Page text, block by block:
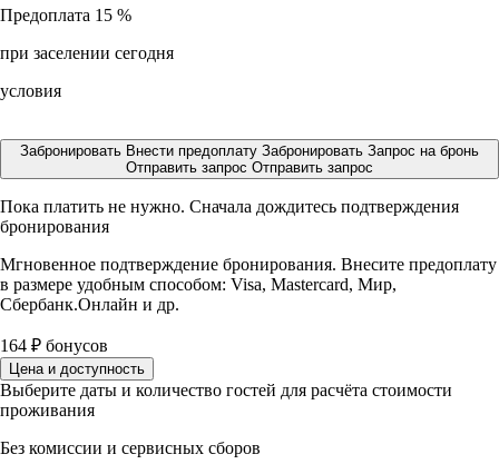
Предоплата 15 %
при заселении сегодня
условия
Забронировать Внести предоплату Забронировать Запрос на бронь
Отправить запрос Отправить запрос
Пока платить не нужно. Сначала дождитесь подтверждения
бронирования
Мгновенное подтверждение бронирования. Внесите предоплату
в размере удобным способом: Visa, Mastercard, Мир,
Сбербанк.Онлайн и др.
164 ₽ бонусов
Цена и доступность
Выберите даты и количество гостей для расчёта стоимости
проживания
Без комиссии и сервисных сборов